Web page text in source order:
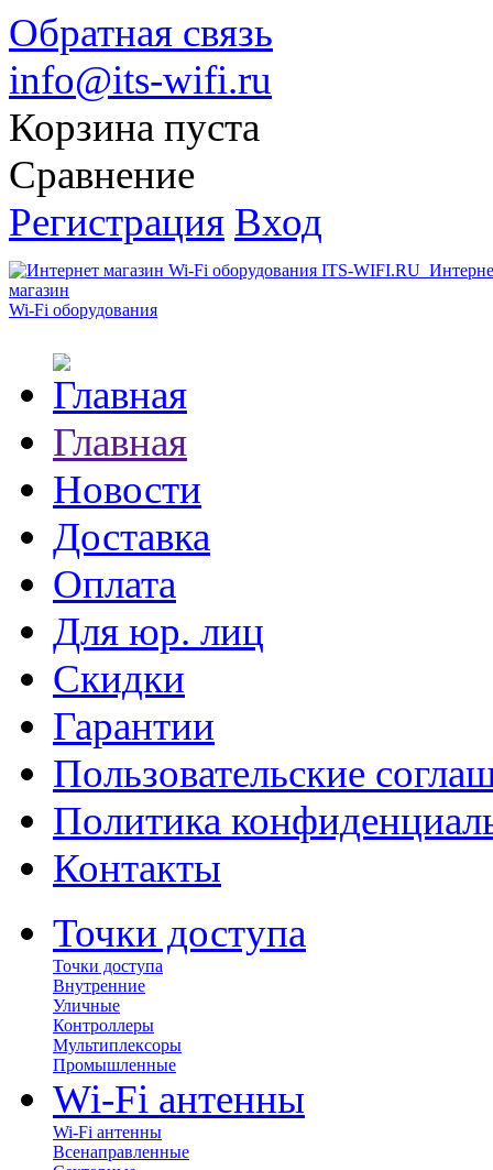
Обратная связь
info@its-wifi.ru
Корзина пуста
Сравнение
Регистрация Вход
магазин
Wi-Fi оборудования
Главная
Новости
Доставка
Оплата
Для юр. лиц
Скидки
Гарантии
Пользовательские
Политика
Контакты
Точки доступа
Точки доступа
Внутренние
Уличные
Контроллеры
Мультиплексоры
Промышленные
Wi-Fi антенны
Wi-Fi антенны
Всенаправленные